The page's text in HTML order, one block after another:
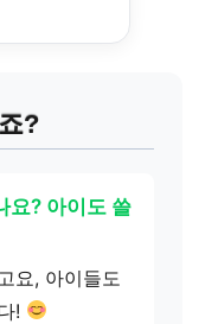
?
요? 아이도 쓸
요, 아이들도
!